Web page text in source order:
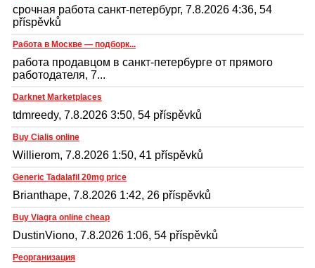
срочная работа санкт-петербург, 7.8.2026 4:36, 54
příspěvků
Работа в Москве — подборк...
работа продавцом в санкт-петербурге от прямого
работодателя, 7...
Darknet Marketplaces
tdmreedy, 7.8.2026 3:50, 54 příspěvků
Buy Cialis online
Willierom, 7.8.2026 1:50, 41 příspěvků
Generic Tadalafil 20mg price
Brianthape, 7.8.2026 1:42, 26 příspěvků
Buy Viagra online cheap
DustinViono, 7.8.2026 1:06, 54 příspěvků
Реорганизация